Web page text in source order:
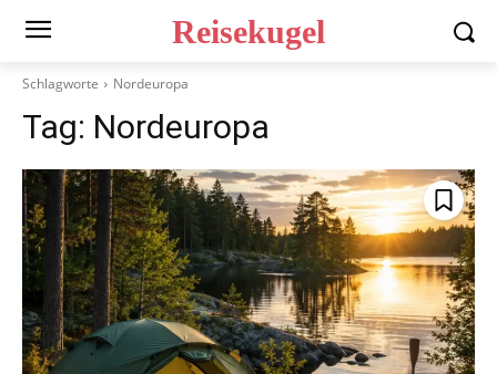
Reisekugel
Schlagworte Nordeuropa
Tag: Nordeuropa